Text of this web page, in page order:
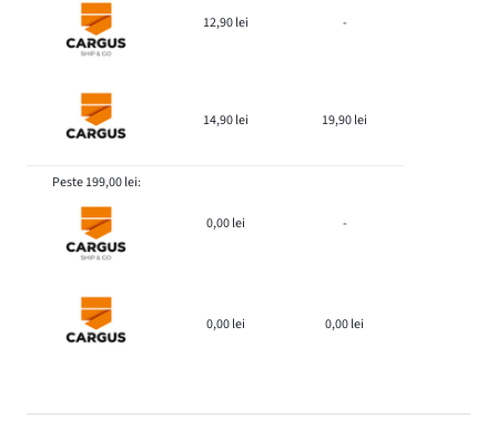
12,90 lei -
14,90 lei 19,90 lei
Peste 199,00 lei:
0,00 lei -
0,00 lei 0,00 lei